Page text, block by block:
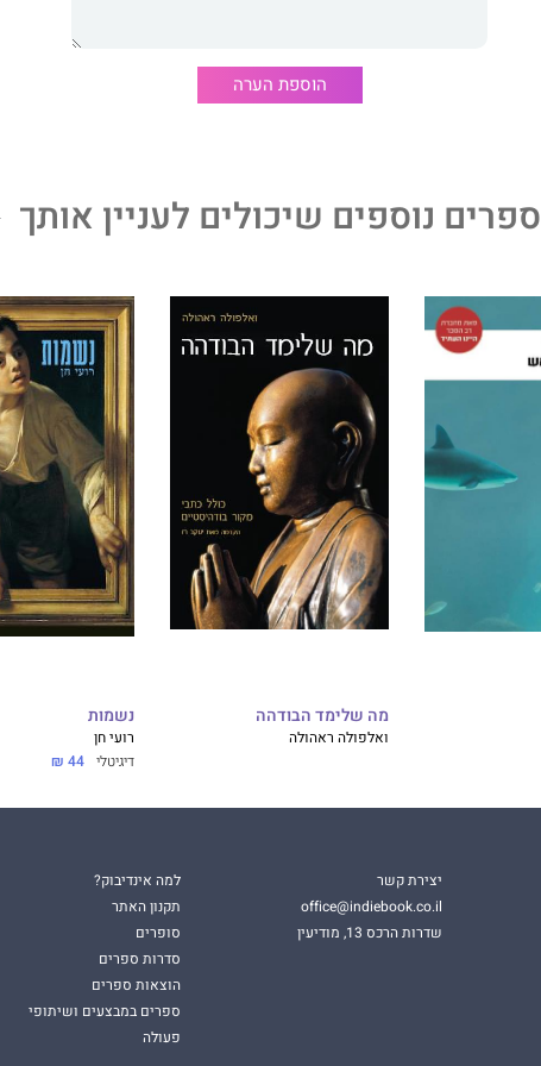
הוספת הערה
ספרים נוספים שיכולים לעניין אותך
מה שלימד הבודהה
ואלפולה ראהולה
נשמות
רועי חן
דיגיטלי 44 ₪
יצירת קשר
office@indiebook.co.il
שדרות הרכס 13, מודיעין
למה אינדיבוק?
תקנון האתר
סופרים
סדרות ספרים
הוצאות ספרים
ספרים במבצעים ושיתופי
פעולה